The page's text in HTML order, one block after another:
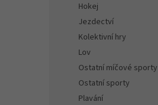
Hokej
Jezdectví
Kolektivní hry
Lov
Ostatní míčové sporty
Ostatní sporty
Plavání